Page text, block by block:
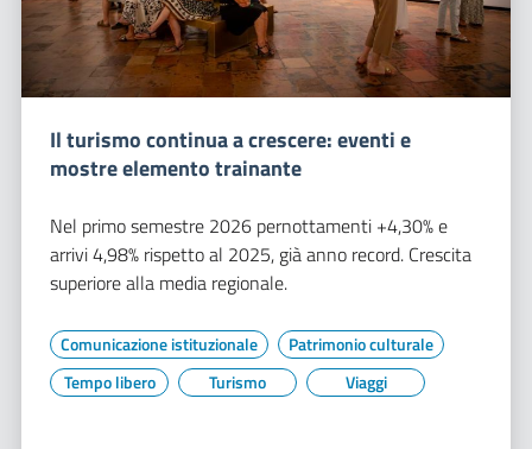
Il turismo continua a crescere: eventi e
mostre elemento trainante
Nel primo semestre 2026 pernottamenti +4,30% e
arrivi 4,98% rispetto al 2025, già anno record. Crescita
superiore alla media regionale.
Comunicazione istituzionale
Patrimonio culturale
Tempo libero
Turismo Viaggi